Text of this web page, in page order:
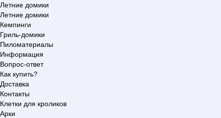
Летние домики
Летние домики
Кемпинги
Гриль-домики
Пиломатериалы
Информация
Вопрос-ответ
Как купить?
Доставка
Контакты
Клетки для кроликов
Арки